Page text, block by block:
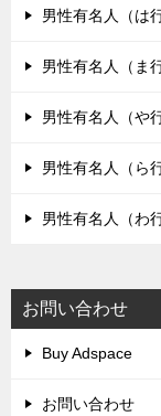
男性有名人（は行
男性有名人（ま行
男性有名人（や行
男性有名人（ら行
男性有名人（わ行
お問い合わせ
Buy Adspace
お問い合わせ